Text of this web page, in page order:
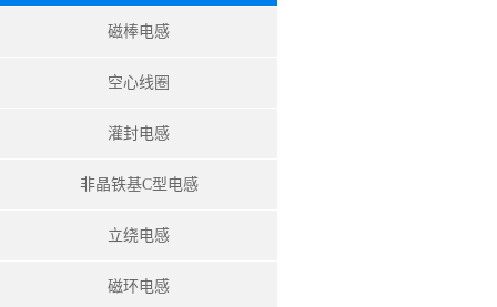
磁棒电感
空心线圈
灌封电感
非晶铁基C型电感
立绕电感
磁环电感